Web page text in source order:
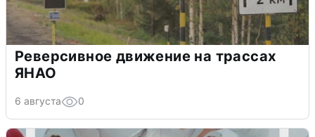
Реверсивное движение на трассах
ЯНАО
6 августа 0